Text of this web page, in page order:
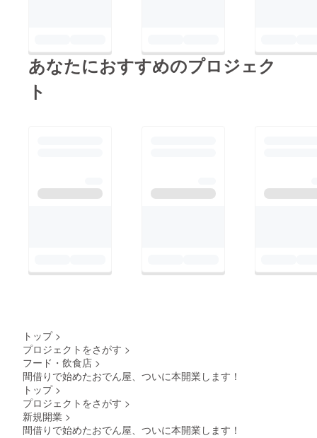
あなたにおすすめのプロジェク
ト
トップ >
プロジェクトをさがす >
フード・飲食店 >
間借りで始めたおでん屋、ついに本開業します！
トップ >
プロジェクトをさがす >
新規開業 >
間借りで始めたおでん屋、ついに本開業します！